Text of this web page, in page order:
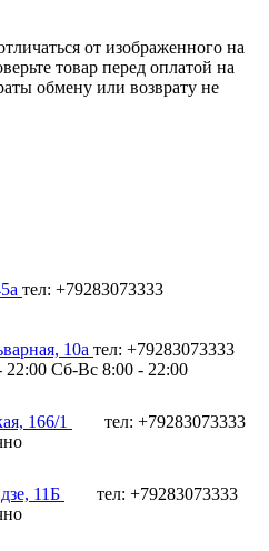
от изображенного на
товар перед оплатой на
обмену или возврату не
тел: +79283073333
10а тел: +79283073333
Сб-Вс 8:00 - 22:00
166/1
тел: +79283073333
11Б
тел: +79283073333